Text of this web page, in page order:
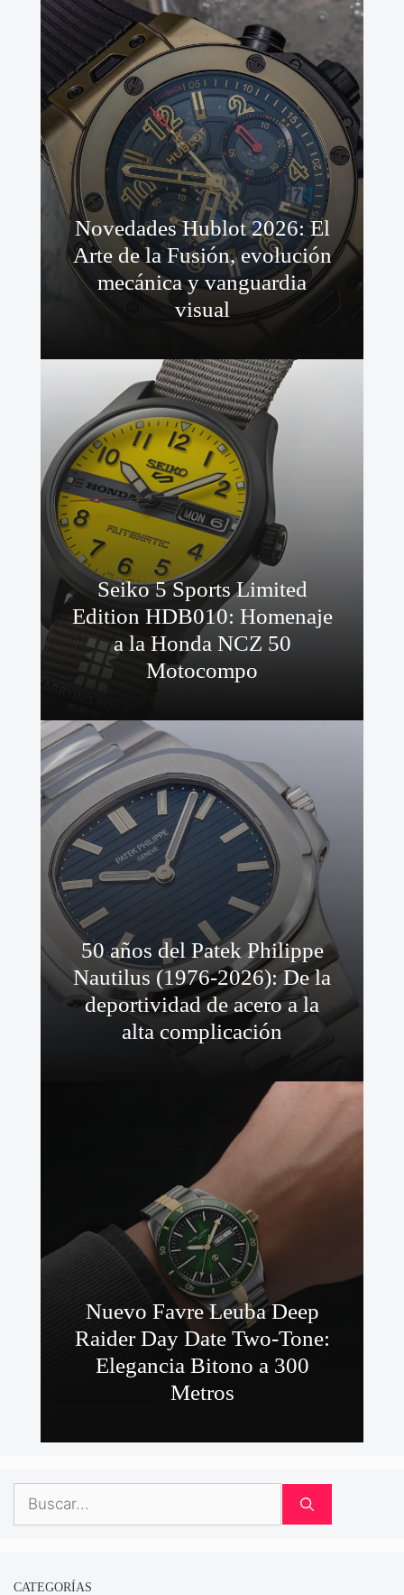
Novedades Hublot 2026: El
Arte de la Fusión, evolución
mecánica y vanguardia
visual
Seiko 5 Sports Limited
Edition HDB010: Homenaje
a la Honda NCZ 50
Motocompo
50 años del Patek Philippe
Nautilus (1976-2026): De la
deportividad de acero a la
alta complicación
Nuevo Favre Leuba Deep
Raider Day Date Two-Tone:
Elegancia Bitono a 300
Metros
Buscar:
CATEGORÍAS